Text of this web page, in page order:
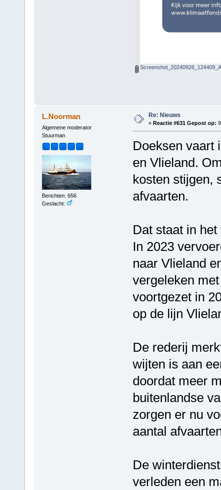
L.Noorman
Algemene moderator
Stuurman
Berichten: 656
Geslacht:
Re: Nieuws
« Reactie #631 Gepost op:
Doeksen vaart
en Vlieland.
kosten stijgen,
afvaarten.
Dat staat in
In 2023
naar Vlieland
vergeleken
voortgezet in
op de lijn
De rederij
wijten is aan
doordat meer
buitenlandse
zorgen er nu
aantal
De
verleden een